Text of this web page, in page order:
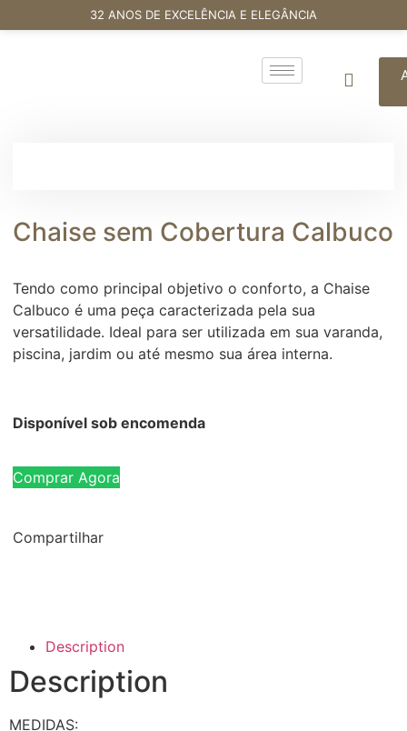
32 ANOS DE EXCELÊNCIA E ELEGÂNCIA
Chaise sem Cobertura Calbuco
Tendo como principal objetivo o conforto, a Chaise
Calbuco é uma peça caracterizada pela sua
versatilidade. Ideal para ser utilizada em sua varanda,
piscina, jardim ou até mesmo sua área interna.
Disponível sob encomenda
Comprar Agora
Compartilhar
Description
Description
MEDIDAS: